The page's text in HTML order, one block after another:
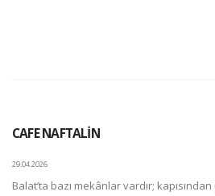
CAFE NAFTALİN
29.04.2026
Balat’ta bazı mekânlar vardır;